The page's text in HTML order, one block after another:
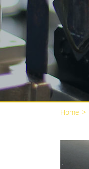
Home >